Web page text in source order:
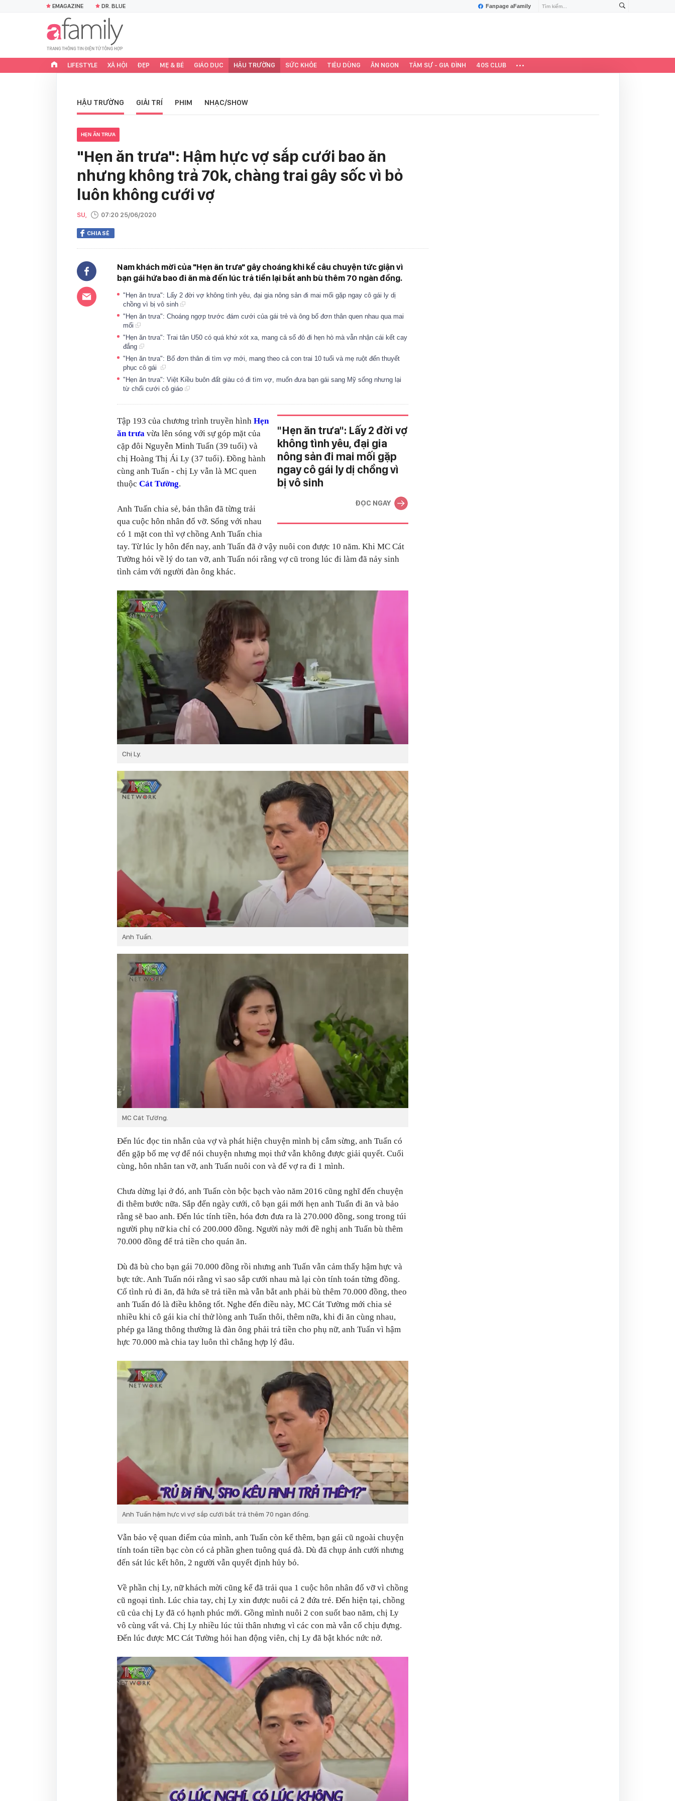
Fanpage aFamily
EMAGAZINE DR. BLUE
LIFESTYLE XÃ HỘI ĐẸP MẸ & BÉ GIÁO DỤC HẬU TRƯỜNG SỨC KHỎE TIÊU DÙNG ĂN NGON TÂM SỰ - GIA ĐÌNH 40S CLUB
HẬU TRƯỜNG GIẢI TRÍ PHIM NHẠC/SHOW
HẸN ĂN TRƯA
"Hẹn ăn trưa": Hậm hực vợ sắp cưới bao ăn
nhưng không trả 70k, chàng trai gây sốc vì bỏ
luôn không cưới vợ
SU, 07:20 25/06/2020
CHIA SẺ
Nam khách mời của "Hẹn ăn trưa" gây choáng khi kể câu chuyện tức giận vì
bạn gái hứa bao đi ăn mà đến lúc trả tiền lại bắt anh bù thêm 70 ngàn đồng.
"Hẹn ăn trưa": Lấy 2 đời vợ không tình yêu, đại gia nông sản đi mai mối gặp ngay cô gái ly dị
chồng vì bị vô sinh
"Hẹn ăn trưa": Choáng ngợp trước đám cưới của gái trẻ và ông bố đơn thân quen nhau qua mai
mối
"Hẹn ăn trưa": Trai tân U50 có quá khứ xót xa, mang cả sổ đỏ đi hẹn hò mà vẫn nhận cái kết cay
đắng
"Hẹn ăn trưa": Bố đơn thân đi tìm vợ mới, mang theo cả con trai 10 tuổi và mẹ ruột đến thuyết
phục cô gái
"Hẹn ăn trưa": Việt Kiều buôn đất giàu có đi tìm vợ, muốn đưa bạn gái sang Mỹ sống nhưng lại
từ chối cưới cô giáo
"Hẹn ăn trưa": Lấy 2 đời vợ
không tình yêu, đại gia
nông sản đi mai mối gặp
ngay cô gái ly dị chồng vì
bị vô sinh
ĐỌC NGAY
Tập 193 của chương trình truyền hình Hẹn
ăn trưa vừa lên sóng với sự góp mặt của
cặp đôi Nguyễn Minh Tuấn (39 tuổi) và
chị Hoàng Thị Ái Ly (37 tuổi). Đồng hành
cùng anh Tuấn - chị Ly vẫn là MC quen
thuộc Cát Tường.
Anh Tuấn chia sẻ, bản thân đã từng trải
qua cuộc hôn nhân đổ vỡ. Sống với nhau
có 1 mặt con thì vợ chồng Anh Tuấn chia
tay. Từ lúc ly hôn đến nay, anh Tuấn đã ở vậy nuôi con được 10 năm. Khi MC Cát
Tường hỏi về lý do tan vỡ, anh Tuấn nói rằng vợ cũ trong lúc đi làm đã nảy sinh
tình cảm với người đàn ông khác.
Chị Ly.
Anh Tuấn.
MC Cát Tường.
Đến lúc đọc tin nhắn của vợ và phát hiện chuyện mình bị cắm sừng, anh Tuấn có
đến gặp bố mẹ vợ để nói chuyện nhưng mọi thứ vẫn không được giải quyết. Cuối
cùng, hôn nhân tan vỡ, anh Tuấn nuôi con và để vợ ra đi 1 mình.
Chưa dừng lại ở đó, anh Tuấn còn bộc bạch vào năm 2016 cũng nghĩ đến chuyện
đi thêm bước nữa. Sắp đến ngày cưới, cô bạn gái mới hẹn anh Tuấn đi ăn và bảo
rằng sẽ bao anh. Đến lúc tính tiền, hóa đơn đưa ra là 270.000 đồng, song trong túi
người phụ nữ kia chỉ có 200.000 đồng. Người này mới đề nghị anh Tuấn bù thêm
70.000 đồng để trả tiền cho quán ăn.
Dù đã bù cho bạn gái 70.000 đồng rồi nhưng anh Tuấn vẫn cảm thấy hậm hực và
bực tức. Anh Tuấn nói rằng vì sao sắp cưới nhau mà lại còn tính toán từng đồng.
Cố tình rủ đi ăn, đã hứa sẽ trả tiền mà vẫn bắt anh phải bù thêm 70.000 đồng, theo
anh Tuấn đó là điều không tốt. Nghe đến điều này, MC Cát Tường mới chia sẻ
nhiều khi cô gái kia chỉ thử lòng anh Tuấn thôi, thêm nữa, khi đi ăn cùng nhau,
phép ga lăng thông thường là đàn ông phải trả tiền cho phụ nữ, anh Tuấn vì hậm
hực 70.000 mà chia tay luôn thì chẳng hợp lý đâu.
Anh Tuấn hậm hực vì vợ sắp cưới bắt trả thêm 70 ngàn đồng.
Vẫn bảo vệ quan điểm của mình, anh Tuấn còn kể thêm, bạn gái cũ ngoài chuyện
tính toán tiền bạc còn có cả phần ghen tuông quá đà. Dù đã chụp ảnh cưới nhưng
đến sát lúc kết hôn, 2 người vẫn quyết định hủy bỏ.
Về phần chị Ly, nữ khách mời cũng kể đã trải qua 1 cuộc hôn nhân đổ vỡ vì chồng
cũ ngoại tình. Lúc chia tay, chị Ly xin được nuôi cả 2 đứa trẻ. Đến hiện tại, chồng
cũ của chị Ly đã có hạnh phúc mới. Gồng mình nuôi 2 con suốt bao năm, chị Ly
vô cùng vất vả. Chị Ly nhiều lúc tủi thân nhưng vì các con mà vẫn cố chịu đựng.
Đến lúc được MC Cát Tường hỏi han động viên, chị Ly đã bật khóc nức nở.